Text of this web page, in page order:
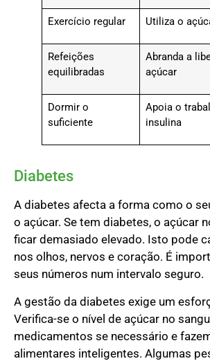
Exercício regular Utiliza o
Refeições
equilibradas
Abranda a
açúcar
Dormir o
suficiente
Apoia o
insulina
Diabetes
A diabetes afecta a forma como o
o açúcar. Se tem diabetes, o açúcar
ficar demasiado elevado. Isto pode
nos olhos, nervos e coração. É
seus números num intervalo seguro.
A gestão da diabetes exige um
Verifica-se o nível de açúcar no
medicamentos se necessário e
alimentares inteligentes. Algumas